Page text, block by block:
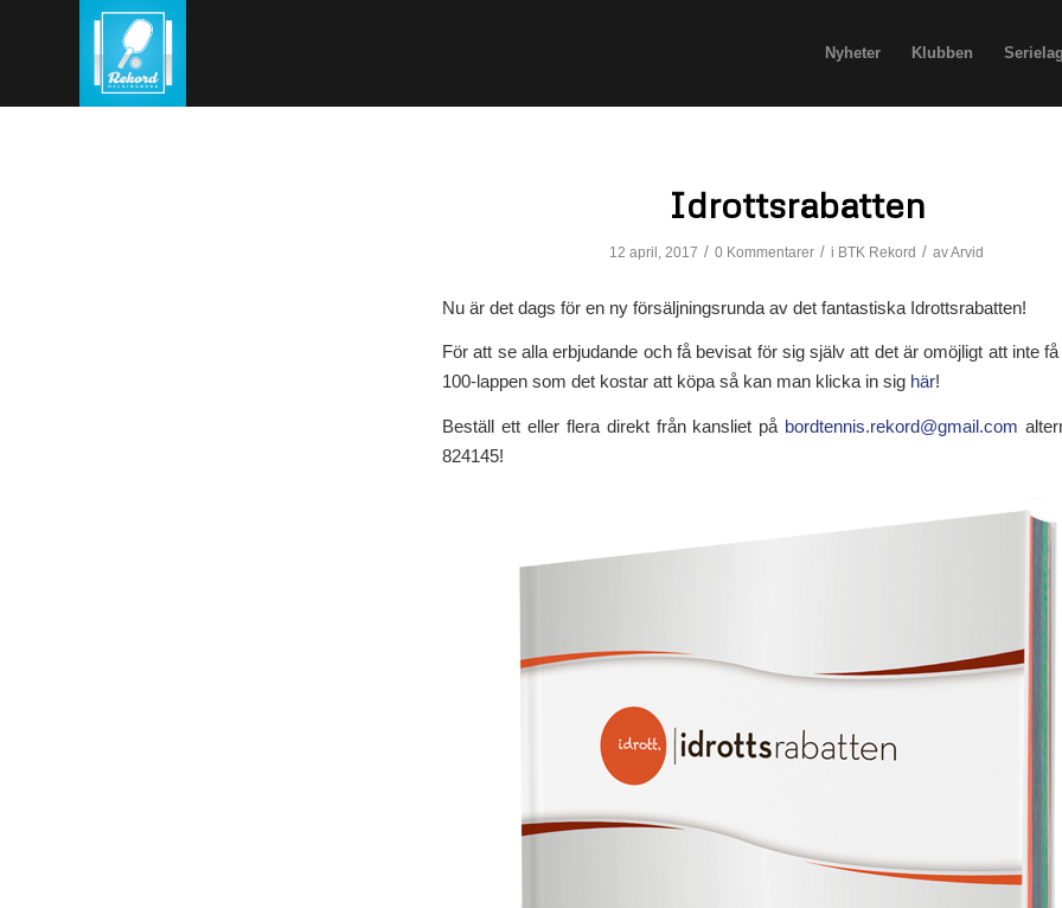
Nyheter Klubben
Idrottsrabatten
12 april, 2017 / 0 Kommentarer / i BTK Rekord / avArvid
Nu är det dags för en ny försäljningsrunda av det fantastiska Idrottsrabatten!
För att se alla erbjudande och få bevisat för sig själv att det är omöjligt att inte
100-lappen som det kostar att köpa så kan man klicka in sig här!
Beställ ett eller flera direkt från kansliet på bordtennis.rekord@gmail.com
824145!